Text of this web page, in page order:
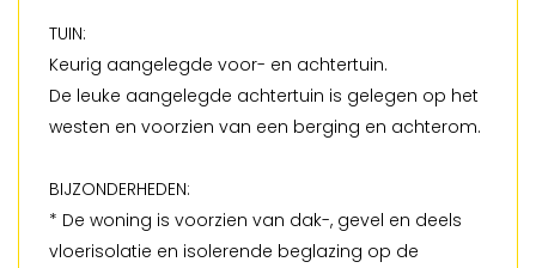
TUIN:
Keurig aangelegde voor- en achtertuin.
De leuke aangelegde achtertuin is gelegen op het
westen en voorzien van een berging en achterom.
BIJZONDERHEDEN:
* De woning is voorzien van dak-, gevel en deels
vloerisolatie en isolerende beglazing op de